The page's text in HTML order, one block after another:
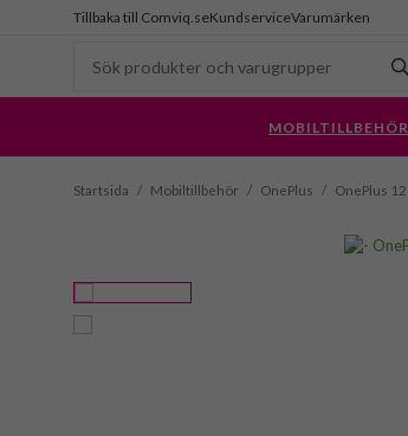
Tillbaka till Comviq.seKundserviceVarumärken
MOBILTILLBEHÖR
Startsida / Mobiltillbehör / OnePlus / OnePlus 12